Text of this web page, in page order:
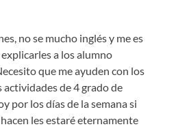
no se mucho inglés y me es
a los alumno
que me ayuden con los
actividades de 4 grado de
por los días de la semana si
les estaré eternamente